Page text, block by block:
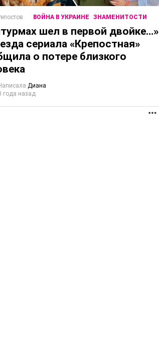
ВОЙНА В УКРАИНЕ ЗНАМЕНИТОСТИ
шел в первой двойке…»
сериала «Крепостная»
о потере близкого
Диана
года назад